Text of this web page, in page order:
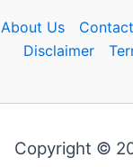
About Us
Disclaimer
Copyright ©